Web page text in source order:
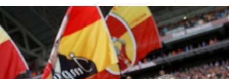
Bolu
Burdur
Bursa
Çanakkale